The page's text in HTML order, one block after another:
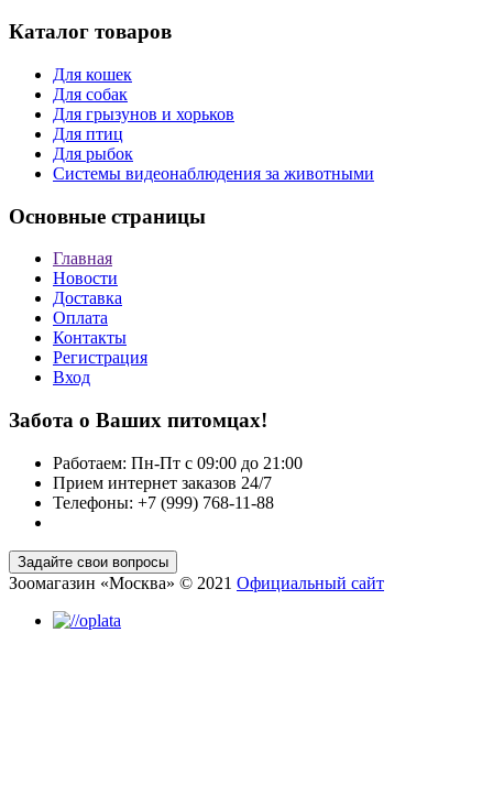
Каталог товаров
Для кошек
Для собак
Для грызунов и хорьков
Для птиц
Для рыбок
Cистемы видеонаблюдения за животными
Основные страницы
Главная
Новости
Доставка
Оплата
Контакты
Регистрация
Вход
Забота о Ваших питомцах!
Работаем: Пн-Пт с 09:00 до 21:00
Прием интернет заказов 24/7
Телефоны: +7 (999) 768-11-88
Зоомагазин «Москва» © 2021 Официальный сайт